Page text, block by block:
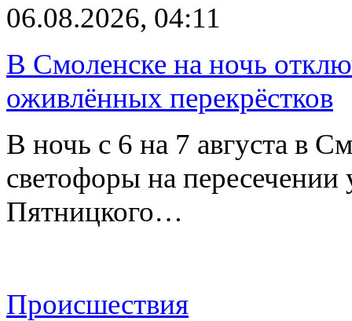
06.08.2026, 04:11
В Смоленске на ночь
оживлённых перекрёстков
В ночь с 6 на 7 августа в
светофоры на
Пятницкого…
Происшествия